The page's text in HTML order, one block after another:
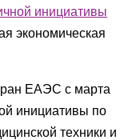
инициативы
экономическая
ЕАЭС с марта
инициативы по
техники и